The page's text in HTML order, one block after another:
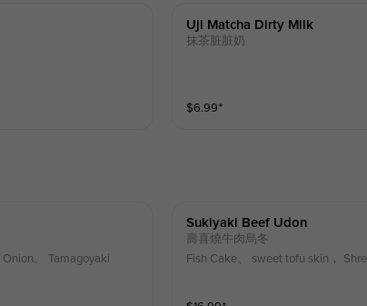
Uji Matcha Dirty Milk
抹茶脏脏奶
$6.99⁺
、 Tamagoyaki
Sukiyaki Beef Udon
壽喜燒牛肉烏冬
Fish Cake、 sweet tofu skin，